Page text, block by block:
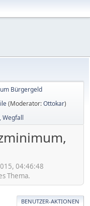
Bürgergeld
(Moderator:Ottokar)
Wegfall
04:46:48
Thema.
BENUTZER-AKTIONEN